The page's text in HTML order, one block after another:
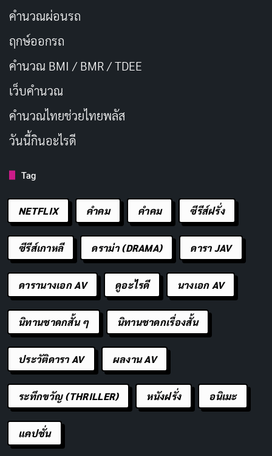
ข้อดีของการล็อคโปรไฟล์
การล็อคโปรไฟล์ Facebook เป็นวิธีที่มีประโยชน์ในการ
ป้องกันข้อมูลส่วนตัวของคุณจากคนที่ไม่ได้อยู่ในรายชื่อ
เพื่อน การรักษาความเป็นส่วนตัวเป็นเรื่องที่ควรคำนึงถึง
เสมอ โดยเฉพาะเมื่อเราต้องการแบ่งปันข้อมูลกับกลุ่มคนที่
ไว้ใจเท่านั้น ด้วยการล็อคโปรไฟล์ คุณสามารถมั่นใจได้ว่าผู้
ที่ไม่ใช่เพื่อนจะเข้าถึงข้อมูลของคุณได้น้อยมาก ทั้งโพสต์
รูปภาพ และเรื่องราวของคุณจะปลอดภัยจากสายตาที่ไม่
ต้องการได้เห็น
นอกจากจะช่วยเพิ่มความปลอดภัยแล้ว การล็อคโปรไฟล์ยัง
ทำให้คุณรู้สึกสบายใจมากขึ้นในการใช้งาน Facebook
เพราะข้อมูลที่คุณแชร์จะถูกจำกัดไว้เฉพาะกลุ่มคนที่คุณ
คำนวณผ่อนรถ
ฤกษ์ออกรถ
คำนวณ BMI / BMR / TDEE
เว็บคํานวณ
คํานวณไทยช่วยไทยพลัส
วันนี้กินอะไรดี
Tag
NETFLIX คำคม คําคม ซีรีส์ฝรั่ง
ซีรีส์เกาหลี ดราม่า (DRAMA) ดารา JAV
ดารานางเอก AV ดูอะไรดี นางเอก AV
นิทานชาดกสั้น ๆ นิทานชาดกเรื่องสั้น
ประวัติดารา AV ผลงาน AV
ระทึกขวัญ (THRILLER) หนังฝรั่ง อนิเมะ
แคปชั่น